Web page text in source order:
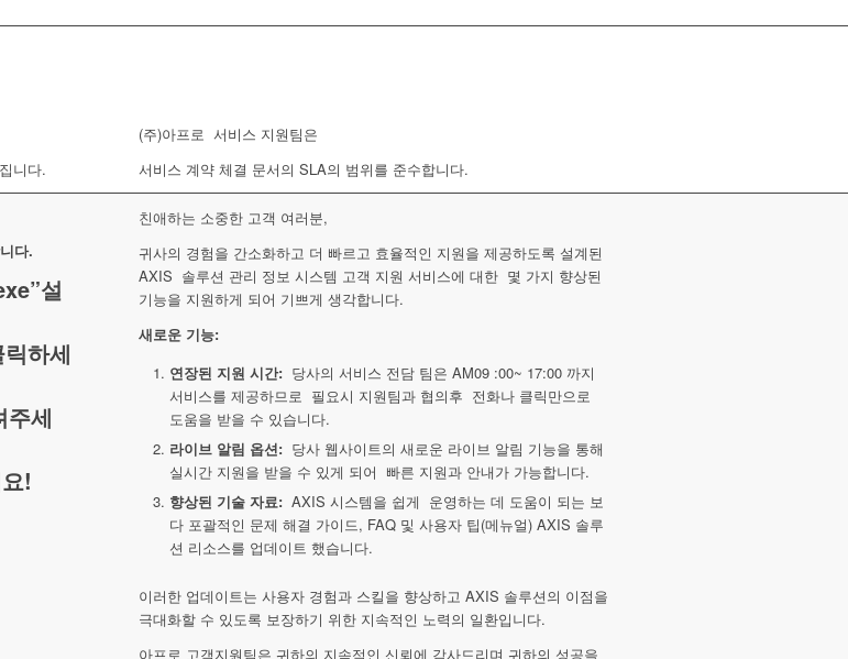
니다.
(주)아프로 서비스 지원팀은
서비스 계약 체결 문서의 SLA의 범위를 준수합니다.
다.
설
하세
주세
!
친애하는 소중한 고객 여러분,
귀사의 경험을 간소화하고 더 빠르고 효율적인 지원을 제공하도록 설계된
AXIS 솔루션 관리 정보 시스템 고객 지원 서비스에 대한 몇 가지 향상된
기능을 지원하게 되어 기쁘게 생각합니다.
새로운 기능:
연장된 지원 시간: 당사의 서비스 전담 팀은 AM09 :00~ 17:00 까지
서비스를 제공하므로 필요시 지원팀과 협의후 전화나 클릭만으로
도움을 받을 수 있습니다.
라이브 알림 옵션: 당사 웹사이트의 새로운 라이브 알림 기능을 통해
실시간 지원을 받을 수 있게 되어 빠른 지원과 안내가 가능합니다.
향상된 기술 자료: AXIS 시스템을 쉽게 운영하는 데 도움이 되는 보
다 포괄적인 문제 해결 가이드, FAQ 및 사용자 팁(메뉴얼) AXIS 솔루
션 리소스를 업데이트 했습니다.
이러한 업데이트는 사용자 경험과 스킬을 향상하고 AXIS 솔루션의 이점을
극대화할 수 있도록 보장하기 위한 지속적인 노력의 일환입니다.
아프로 고객지원팀은 귀하의 지속적인 신뢰에 감사드리며 귀하의 성공을